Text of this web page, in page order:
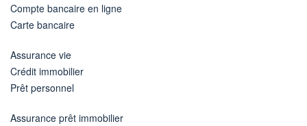
Compte bancaire en ligne
Carte bancaire
Assurance vie
Crédit immobilier
Prêt personnel
Assurance prêt immobilier